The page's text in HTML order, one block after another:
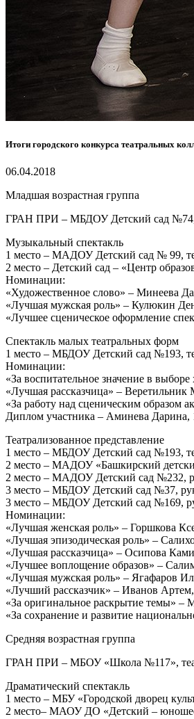
Итоги городского конкурса театральных
06.04.2018
Младшая возрастная группа
ГРАН ПРИ – МБДОУ Детский сад №74,
Музыкальный спектакль
1 место – МАДОУ Детский сад № 99,
2 место – Детский сад – «Центр
Номинации:
«Художественное слово» – Минеева
«Лучшая мужская роль» – Кулюкин
«Лучшее сценическое оформление
Спектакль малых театральных форм
1 место – МБДОУ Детский сад №193,
Номинации:
«За воспитательное значение в
«Лучшая рассказчица» –
«За работу над сценическим
Диплом участника – Аминева
Театрализованное представление
1 место – МБДОУ Детский сад №193,
2 место – МАДОУ «Башкирский
2 место – МАДОУ Детский сад №232,
3 место – МБДОУ Детский сад №37,
3 место – МБДОУ Детский сад №169,
Номинации:
«Лучшая женская роль» – Горшкова
«Лучшая эпизодическая роль» –
«Лучшая рассказчица» – Осипова
«Лучшее воплощение образов» –
«Лучшая мужская роль» – Ягафаров
«Лучший рассказчик» – Иванов
«За оригинальное раскрытие темы»
«За сохранение и развитие
Средняя возрастная группа
ГРАН ПРИ – МБОУ «Школа №117»,
Драматический спектакль
1 место – МБУ «Городской дворец
2 место– МАОУ ДО «Детский –